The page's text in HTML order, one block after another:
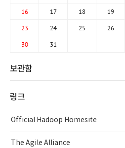
16 17 18 19
23 24 25 26
30 31
보관함
링크
Official Hadoop Homesite
The Agile Alliance